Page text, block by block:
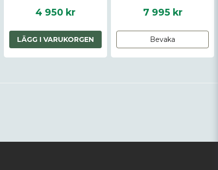
4 950 kr
LÄGG I VARUKORGEN
3x
7 995 kr
Bevaka